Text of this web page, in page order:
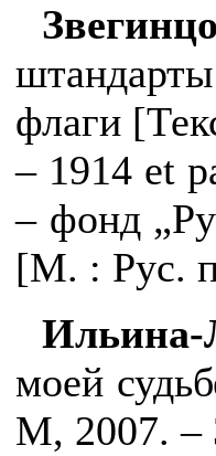
флаги [
– 1914 et
– фонд
[М. : Рус.
Ильина-
моей
М, 2007. –